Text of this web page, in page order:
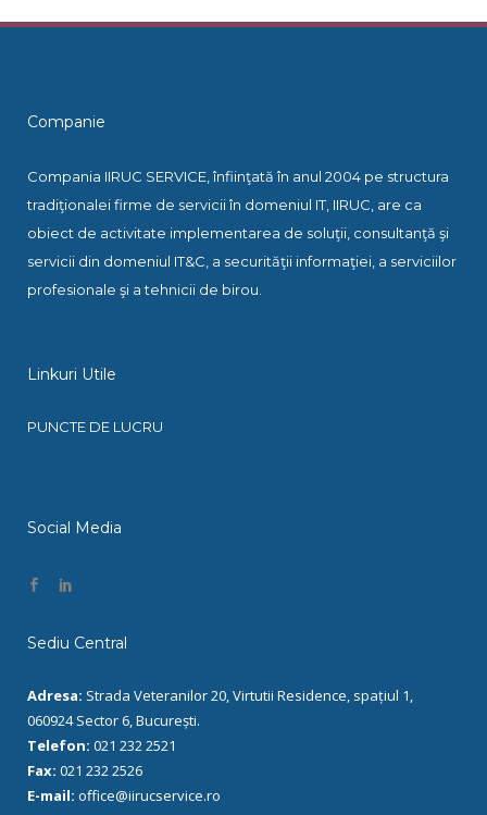
Companie
Compania IIRUC SERVICE, înfiinţată în anul 2004 pe structura
tradiţionalei firme de servicii în domeniul IT, IIRUC, are ca
obiect de activitate implementarea de soluţii, consultanţă şi
servicii din domeniul IT&C, a securităţii informaţiei, a serviciilor
profesionale şi a tehnicii de birou.
Linkuri Utile
PUNCTE DE LUCRU
Social Media
Sediu Central
Adresa: Strada Veteranilor 20, Virtutii Residence, spațiul 1,
060924 Sector 6, București.
Telefon: 021 232 2521
Fax: 021 232 2526
E-mail: office@iirucservice.ro